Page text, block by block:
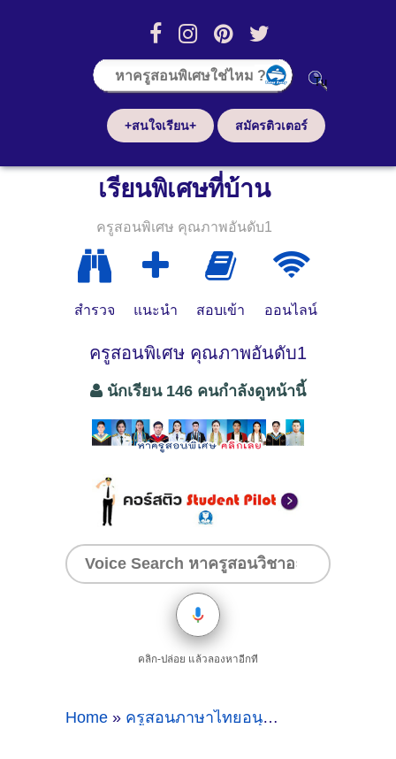
+สนใจเรียน+ สมัครติวเตอร์
เรียนพิเศษที่บ้าน
ครูสอนพิเศษ คุณภาพอันดับ1
สำรวจ แนะนำ สอบเข้า ออนไลน์
ครูสอนพิเศษ คุณภาพอันดับ1
นักเรียน 146 คนกำลังดูหน้านี้
คลิก-ปล่อย แล้วลองหาอีกที
Home » ครูสอนภาษาไทยอนุบาลที่ขอนแก่น